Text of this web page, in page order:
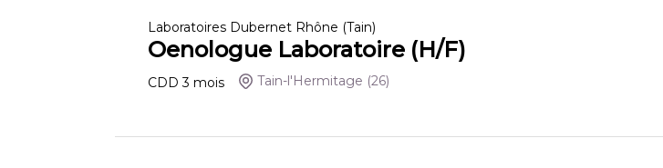
Laboratoires Dubernet Rhône (Tain)
Oenologue Laboratoire (H/F)
CDD 3 mois Tain-l'Hermitage (26)